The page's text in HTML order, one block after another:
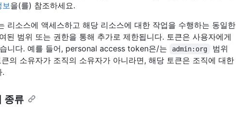
보을(를) 참조하세요.
리소스에 액세스하고 해당 리소스에 대한 작업을 수행하는 동일한
된 범위 또는 권한을 통해 추가로 제한됩니다. 토큰은 사용자에게
니다. 예를 들어, personal access token은/는
admin:org
범위
의 소유자가 조직의 소유자가 아니라면, 해당 토큰은 조직에 대한
.
종류